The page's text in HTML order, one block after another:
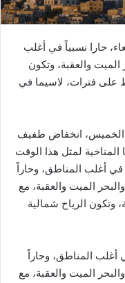
حارا نسبياً في أغلب
الميت والعقبة، وتكون
على فترات، لاسيما في
الخميس، انخفاض طفيف
لمثل هذا الوقت
أغلب المناطق، وحاراً
الميت والعقبة، مع
الرياح شمالية
المناطق، وحاراً
الميت والعقبة، مع